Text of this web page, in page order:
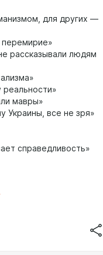
для других —
перемирие»
рассказывали людям
реальности»
мавры»
Украины, все не зря»
справедливость»